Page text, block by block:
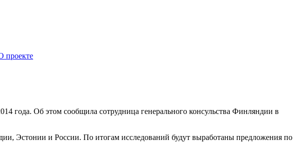
проекте
года. Об этом сообщила сотрудница генерального консульства Финляндии в
Эстонии и России. По итогам исследований будут выработаны предложения по